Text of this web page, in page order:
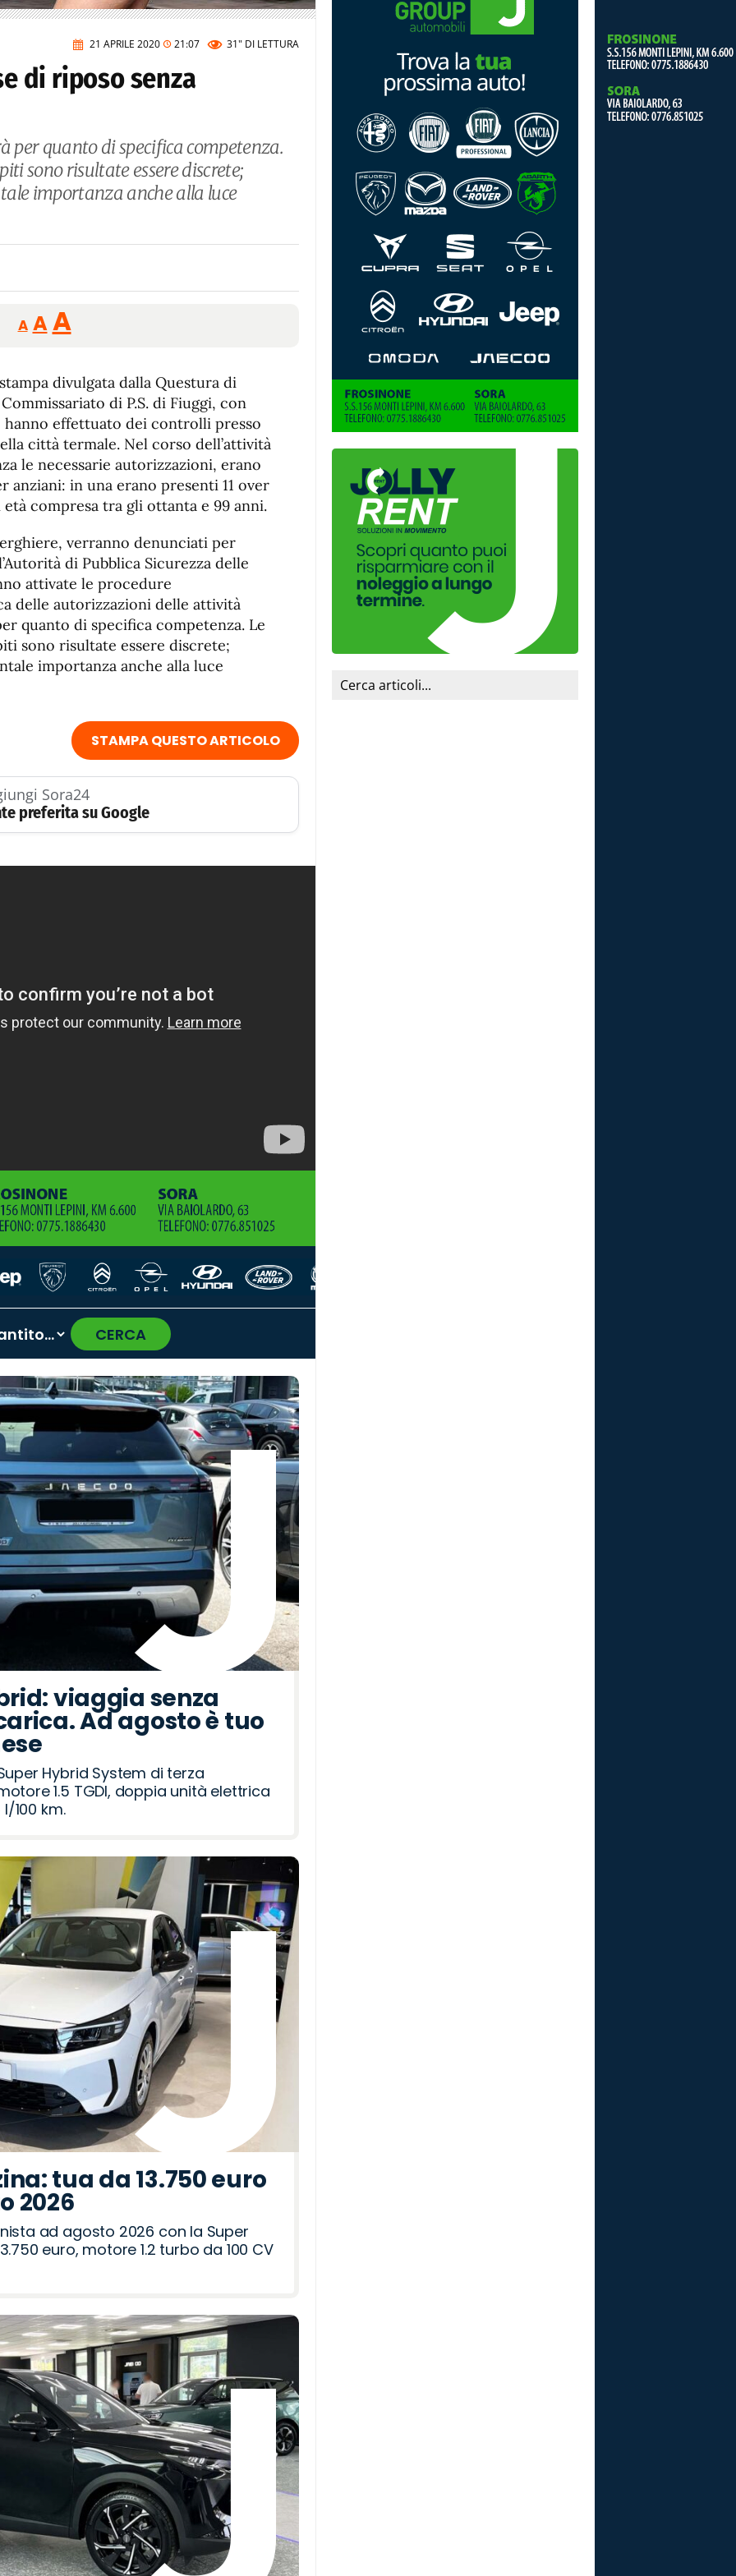
21 APRILE 2020 21:07 31" DI LETTURA
di riposo senza
per quanto di specifica competenza.
sono risultate essere discrete;
importanza anche alla luce
A
Reducir
tamaño
A Restablecer
tamaño
de
fuente
AAumentar
de
fuente.
divulgata dalla Questura di
di P.S. di Fiuggi, con
hanno effettuato dei controlli presso
città termale. Nel corso dell’attività
le necessarie autorizzazioni, erano
anziani: in una erano presenti 11 over
età compresa tra gli ottanta e 99 anni.
verranno denunciati per
di Pubblica Sicurezza delle
attivate le procedure
delle autorizzazioni delle attività
quanto di specifica competenza. Le
sono risultate essere discrete;
importanza anche alla luce
STAMPA QUESTO ARTICOLO
Sora24
preferita su Google
CERCA
›
viaggia senza
Ad agosto è tuo
Hybrid System di terza
1.5 TGDI, doppia unità elettrica
100 km.
tua da 13.750 euro
2026
ad agosto 2026 con la Super
euro, motore 1.2 turbo da 100 CV